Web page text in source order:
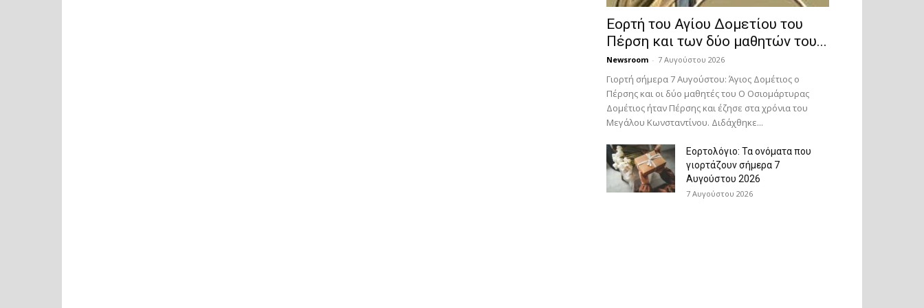
Εορτή του Αγίου Δομετίου του
Πέρση και των δύο μαθητών του...
Newsroom - 7 Αυγούστου 2026
Γιορτή σήμερα 7 Αυγούστου: Άγιος Δομέτιος ο
Πέρσης και οι δύο μαθητές του Ο Oσιομάρτυρας
Δομέτιος ήταν Πέρσης και έζησε στα χρόνια του
Μεγάλου Κωνσταντίνου. Διδάχθηκε...
Εορτολόγιο: Τα ονόματα που
γιορτάζουν σήμερα 7
Αυγούστου 2026
7 Αυγούστου 2026